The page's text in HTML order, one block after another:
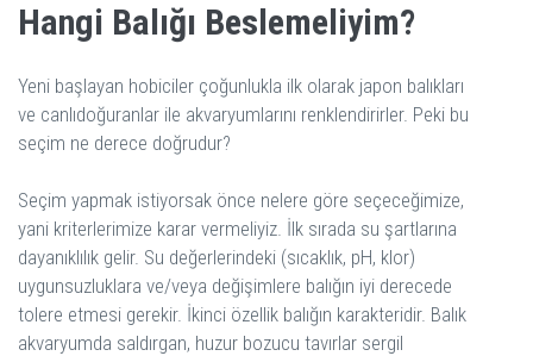
Hangi Balığı Beslemeliyim?
Yeni başlayan hobiciler çoğunlukla ilk olarak japon balıkları
ve canlıdoğuranlar ile akvaryumlarını renklendirirler. Peki bu
seçim ne derece doğrudur?
Seçim yapmak istiyorsak önce nelere göre seçeceğimize,
yani kriterlerimize karar vermeliyiz. İlk sırada su şartlarına
dayanıklılık gelir. Su değerlerindeki (sıcaklık, pH, klor)
uygunsuzluklara ve/veya değişimlere balığın iyi derecede
tolere etmesi gerekir. İkinci özellik balığın karakteridir. Balık
akvaryumda saldırgan, huzur bozucu tavırlar sergil